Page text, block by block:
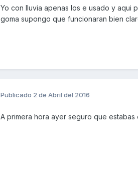
Yo con lluvia apenas los e usado y
goma supongo que funcionaran bien
Publicado 2 de Abril del 2016
A primera hora ayer seguro que